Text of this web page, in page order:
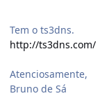
Tem o ts3dns.
http://ts3dns.com/
Atenciosamente,
Bruno de Sá